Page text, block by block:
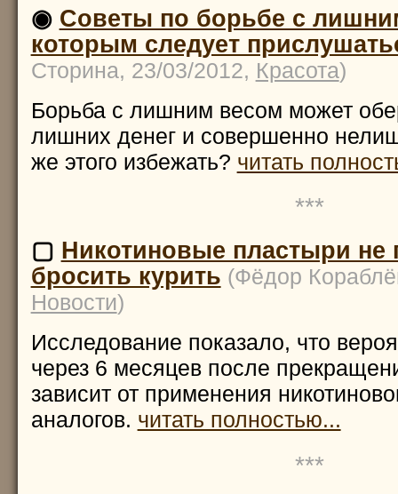
◉ Советы по борьбе с
которым следует
Сторина, 23/03/2012, Красота)
Борьба с лишним весом может
лишних денег и совершенно
же этого избежать? читать
***
▢ Никотиновые пластыри не
бросить курить (Фёдор
Новости)
Исследование показало, что
через 6 месяцев после
зависит от применения
аналогов. читать полностью...
***